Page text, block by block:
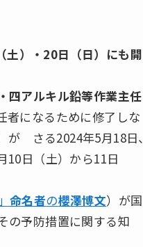
土）・20日（日）にも開
四アルキル鉛等作業主任
者になるために修了しな
が さる2024年5月18日、
10日（土）から11日
命名者の櫻澤博文）が国
の予防措置に関する知